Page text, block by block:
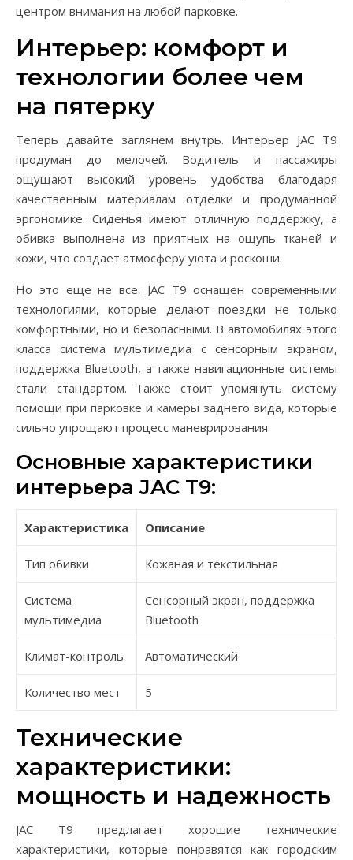
центром внимания на любой парковке.
Интерьер: комфорт и
технологии более чем
на пятерку
Теперь давайте заглянем внутрь. Интерьер JAC T9
продуман до мелочей. Водитель и пассажиры
ощущают высокий уровень удобства благодаря
качественным материалам отделки и продуманной
эргономике. Сиденья имеют отличную поддержку, а
обивка выполнена из приятных на ощупь тканей и
кожи, что создает атмосферу уюта и роскоши.
Но это еще не все. JAC T9 оснащен современными
технологиями, которые делают поездки не только
комфортными, но и безопасными. В автомобилях этого
класса система мультимедиа с сенсорным экраном,
поддержка Bluetooth, а также навигационные системы
стали стандартом. Также стоит упомянуть систему
помощи при парковке и камеры заднего вида, которые
сильно упрощают процесс маневрирования.
Основные характеристики
интерьера JAC T9:
Характеристика Описание
Тип обивки Кожаная и текстильная
Система
мультимедиа
Сенсорный экран, поддержка
Bluetooth
Климат-контроль Автоматический
Количество мест 5
Технические
характеристики:
мощность и надежность
JAC T9 предлагает хорошие технические
характеристики, которые понравятся как городским